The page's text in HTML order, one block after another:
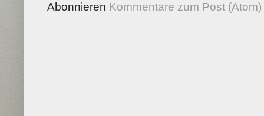
Abonnieren Kommentare zum Post (Atom)